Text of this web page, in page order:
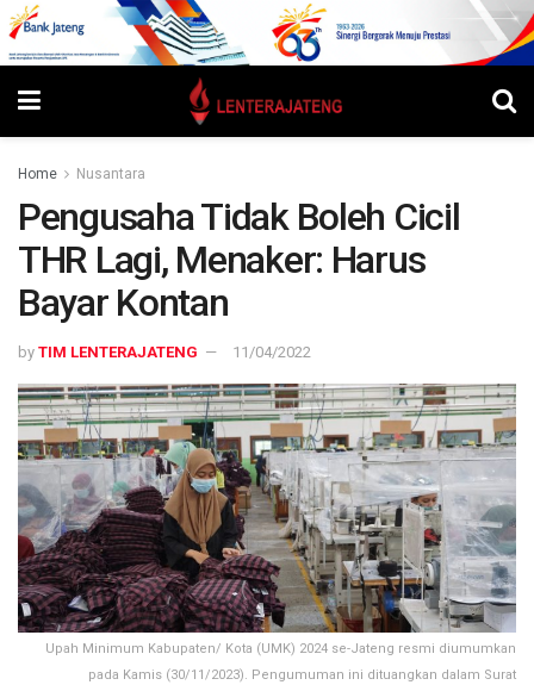
Home Nusantara
Pengusaha Tidak Boleh Cicil
THR Lagi, Menaker: Harus
Bayar Kontan
by TIM LENTERAJATENG 11/04/2022
Upah Minimum Kabupaten/ Kota (UMK) 2024 se-Jateng resmi diumumkan
pada Kamis (30/11/2023). Pengumuman ini dituangkan dalam Surat